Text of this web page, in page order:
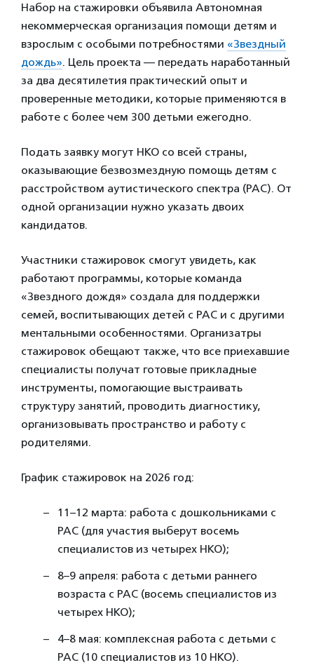
Набор на стажировки объявила Автономная
некоммерческая организация помощи детям и
взрослым с особыми потребностями «Звездный
дождь». Цель проекта — передать наработанный
за два десятилетия практический опыт и
проверенные методики, которые применяются в
работе с более чем 300 детьми ежегодно.
Подать заявку могут НКО со всей страны,
оказывающие безвозмездную помощь детям с
расстройством аутистического спектра (РАС). От
одной организации нужно указать двоих
кандидатов.
Участники стажировок смогут увидеть, как
работают программы, которые команда
«Звездного дождя» создала для поддержки
семей, воспитывающих детей с РАС и с другими
ментальными особенностями. Организатры
стажировок обещают также, что все приехавшие
специалисты получат готовые прикладные
инструменты, помогающие выстраивать
структуру занятий, проводить диагностику,
организовывать пространство и работу с
родителями.
График стажировок на 2026 год:
11–12 марта: работа с дошкольниками с
РАС (для участия выберут восемь
специалистов из четырех НКО);
8–9 апреля: работа с детьми раннего
возраста с РАС (восемь специалистов из
четырех НКО);
4–8 мая: комплексная работа с детьми с
РАС (10 специалистов из 10 НКО).